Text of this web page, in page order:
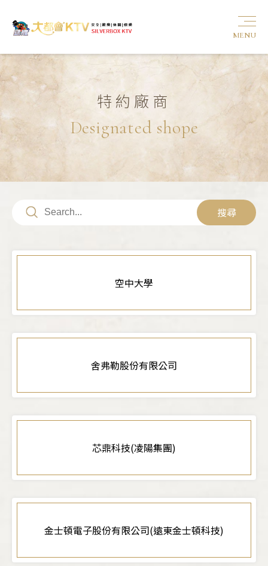
特約廠商
Designated shope
搜尋
空中大學
舍弗勒股份有限公司
芯鼎科技(凌陽集團)
金士頓電子股份有限公司(遠東金士頓科技)
MENU